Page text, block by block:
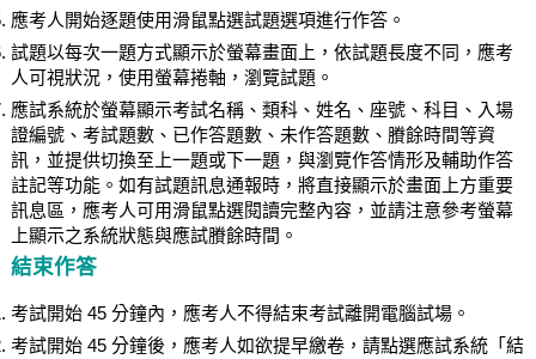
應考人開始逐題使用滑鼠點選試題選項進行作答。
試題以每次一題方式顯示於螢幕畫面上，依試題長度不同，應考
人可視狀況，使用螢幕捲軸，瀏覽試題。
應試系統於螢幕顯示考試名稱、類科、姓名、座號、科目、入場
證編號、考試題數、已作答題數、未作答題數、賸餘時間等資
訊，並提供切換至上一題或下一題，與瀏覽作答情形及輔助作答
註記等功能。如有試題訊息通報時，將直接顯示於畫面上方重要
訊息區，應考人可用滑鼠點選閱讀完整內容，並請注意參考螢幕
上顯示之系統狀態與應試賸餘時間。
結束作答
考試開始 45 分鐘內，應考人不得結束考試離開電腦試場。
考試開始 45 分鐘後，應考人如欲提早繳卷，請點選應試系統「結